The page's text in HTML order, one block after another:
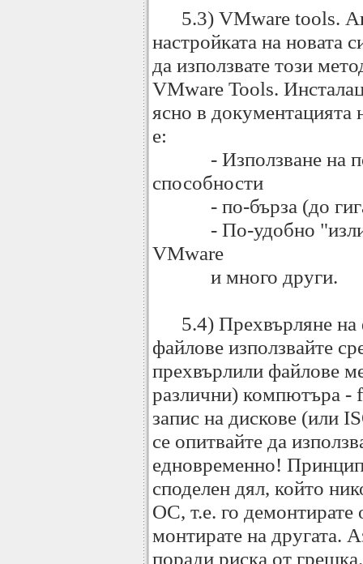
5.3) VMware tools.
настройката на новата
да използвате този
VMware Tools.
ясно в
е:
- Използване на по-
способности
- по-бърза (до
- По-удобно
VMware
и много други.
5.4) Прехвърляне на
файлове използвайте
прехвърлили файлове
различни) компютъра -
запис на дискове (или
се опитвайте да
едновременно!
споделен дял, който
ОС, т.е. го демонтирате
монтирате на другата.
поради риска от